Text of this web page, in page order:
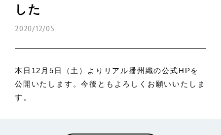
した
2020/12/05
本日12月5日（土）よりリアル播州織の公式HPを
公開いたします。今後ともよろしくお願いいたしま
す。